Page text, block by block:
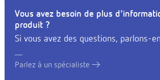
Vous avez besoin de plus
produit ?
Si vous avez des questions, parlons-
Parlez à un spécialiste